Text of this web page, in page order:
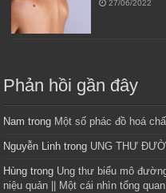
27/06/2022
Phản hồi gần đây
Nam trong Một số phác đồ hoá
Nguyễn Linh trong UNG THƯ
Hùng trong Ung thư biểu mô
niệu quản || Một cái nhìn tổng quan.